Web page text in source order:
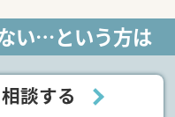
い…という方は
談する